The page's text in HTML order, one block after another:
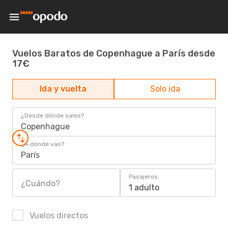
Vuelos Baratos de Copenhague a París desde
17€
Ida y vuelta Solo ida
¿Desde dónde sales?
Copenhague
¿A dónde vas?
París
¿Cuándo?
Pasajeros
1 adulto
Vuelos directos